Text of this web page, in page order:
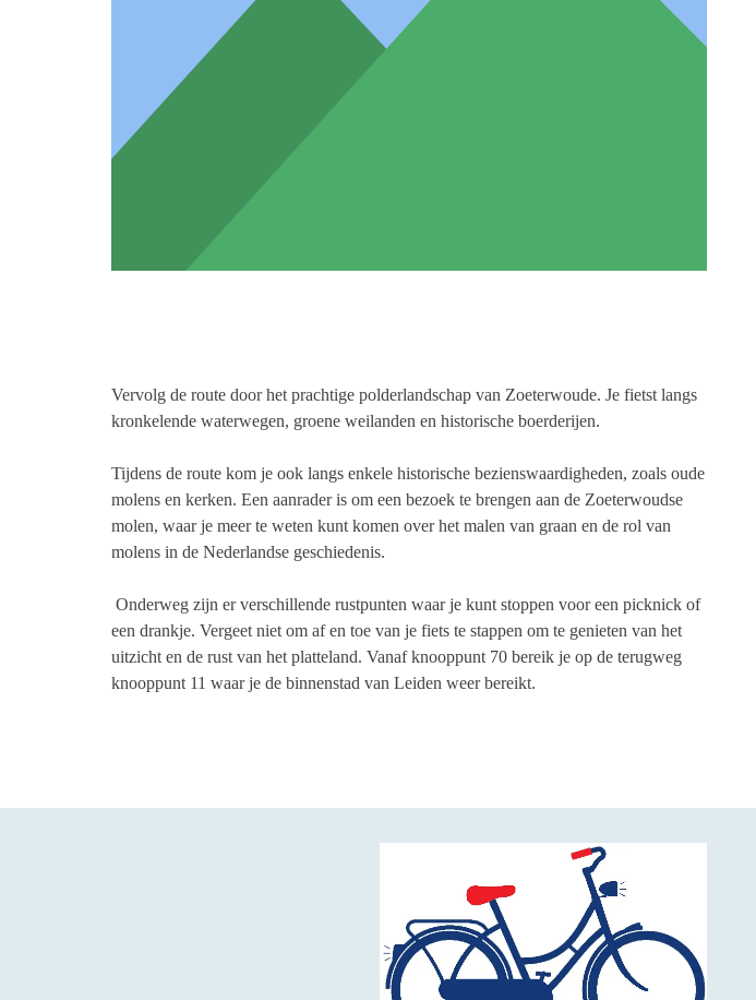
Vervolg de route door het prachtige polderlandschap van Zoeterwoude. Je fietst langs
kronkelende waterwegen, groene weilanden en historische boerderijen.
Tijdens de route kom je ook langs enkele historische bezienswaardigheden, zoals oude
molens en kerken. Een aanrader is om een bezoek te brengen aan de Zoeterwoudse
molen, waar je meer te weten kunt komen over het malen van graan en de rol van
molens in de Nederlandse geschiedenis.
Onderweg zijn er verschillende rustpunten waar je kunt stoppen voor een picknick of
een drankje. Vergeet niet om af en toe van je fiets te stappen om te genieten van het
uitzicht en de rust van het platteland. Vanaf knooppunt 70 bereik je op de terugweg
knooppunt 11 waar je de binnenstad van Leiden weer bereikt.